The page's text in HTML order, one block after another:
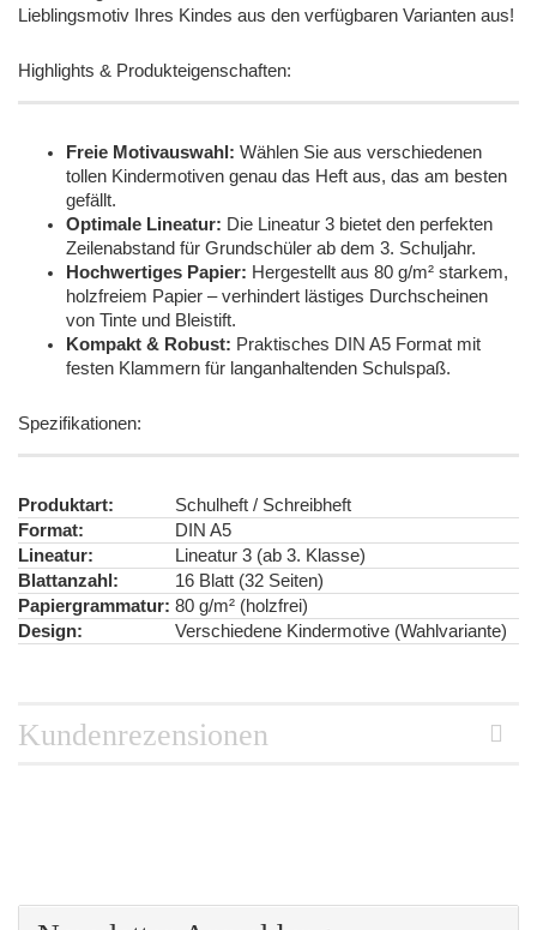
Lieblingsmotiv Ihres Kindes aus den verfügbaren Varianten aus!
Highlights & Produkteigenschaften:
Freie Motivauswahl: Wählen Sie aus verschiedenen
tollen Kindermotiven genau das Heft aus, das am besten
gefällt.
Optimale Lineatur: Die Lineatur 3 bietet den perfekten
Zeilenabstand für Grundschüler ab dem 3. Schuljahr.
Hochwertiges Papier: Hergestellt aus 80 g/m² starkem,
holzfreiem Papier – verhindert lästiges Durchscheinen
von Tinte und Bleistift.
Kompakt & Robust: Praktisches DIN A5 Format mit
festen Klammern für langanhaltenden Schulspaß.
Spezifikationen:
Produktart:
Schulheft / Schreibheft
Format:
DIN A5
Lineatur:
Lineatur 3 (ab 3. Klasse)
Blattanzahl:
16 Blatt (32 Seiten)
Papiergrammatur: 80 g/m² (holzfrei)
Design:
Verschiedene Kindermotive (Wahlvariante)
Kundenrezensionen